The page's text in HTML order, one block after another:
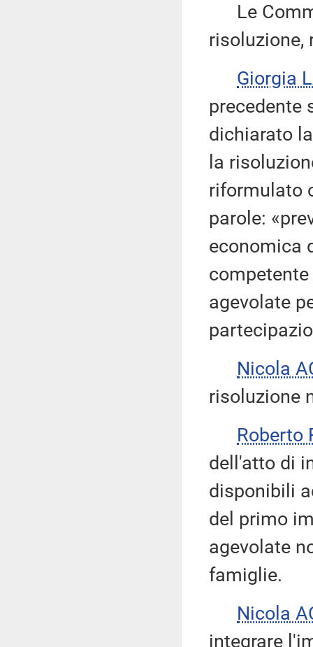
Le
risoluzione,
Giorgia
precedente
dichiarato
la
riformulato
parole:
economica
agevolate
Nicola
risoluzione
Roberto
dell'atto di
disponibili
del primo
agevolate
famiglie.
Nicola
integrare